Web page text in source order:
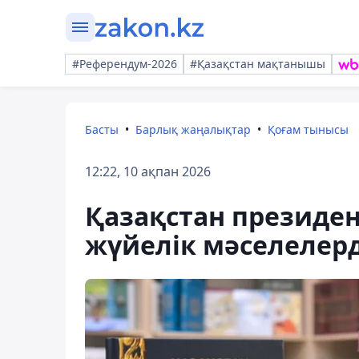
#Референдум-2026 #Қазақстан мақтанышы
Басты Барлық жаңалықтар Қоғам тынысы
12:22, 10 ақпан 2026
Қазақстан
жүйелік